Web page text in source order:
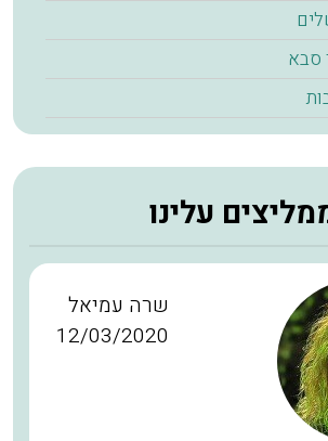
סבא
עלינו
שרה עמיאל
12/03/2020